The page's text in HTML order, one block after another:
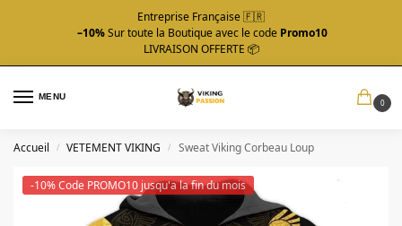
Entreprise Française 🇫🇷
–10%Sur toute la Boutique avec le code Promo10
LIVRAISON OFFERTE 📦
MENU
0
Accueil / VETEMENT VIKING / Sweat Viking Corbeau Loup
-10% Code PROMO10 jusqu'a la fin du mois